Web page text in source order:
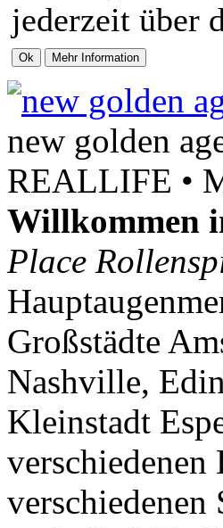
jederzeit über
new golden
REALLIFE •
Willkommen
Place
Großstädte
Nashville,
Kleinstadt